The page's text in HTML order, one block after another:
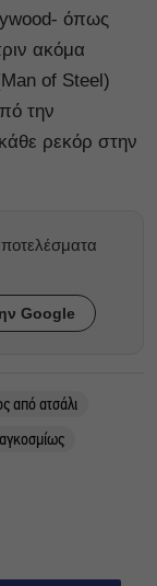
όπως
ακόμα
of Steel)
την
ρεκόρ στην
Google
από ατσάλι